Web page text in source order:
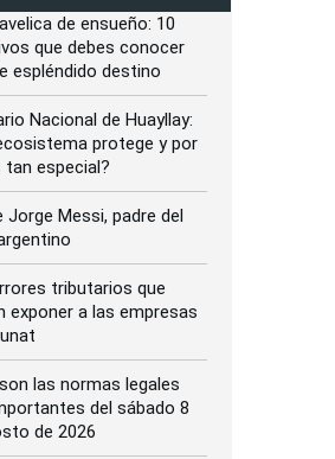
de ensueño: 10
que debes conocer
espléndido destino
Nacional de Huayllay:
protege y por
tan especial?
Jorge Messi, padre del
tributarios que
exponer a las empresas
las normas legales
del sábado 8
de 2026